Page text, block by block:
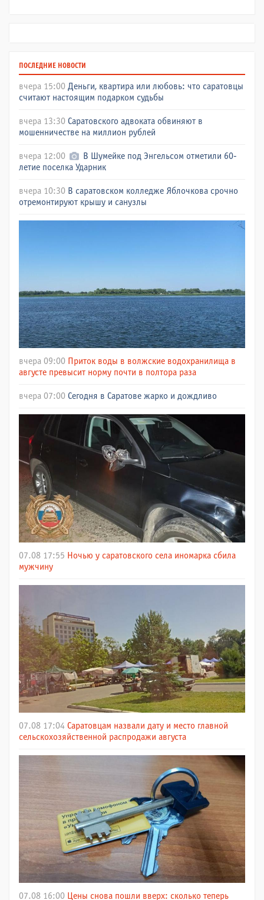
ПОСЛЕДНИЕ НОВОСТИ
вчера 15:00 Деньги, квартира или любовь: что саратовцы
считают настоящим подарком судьбы
вчера 13:30 Саратовского адвоката обвиняют в
мошенничестве на миллион рублей
вчера 12:00
В Шумейке под Энгельсом отметили 60-
летие поселка Ударник
вчера 10:30 В саратовском колледже Яблочкова срочно
отремонтируют крышу и санузлы
вчера 09:00 Приток воды в волжские водохранилища в
августе превысит норму почти в полтора раза
вчера 07:00 Сегодня в Саратове жарко и дождливо
07.08 17:55 Ночью у саратовского села иномарка сбила
мужчину
07.08 17:04 Саратовцам назвали дату и место главной
сельскохозяйственной распродажи августа
07.08 16:00 Цены снова пошли вверх: сколько теперь